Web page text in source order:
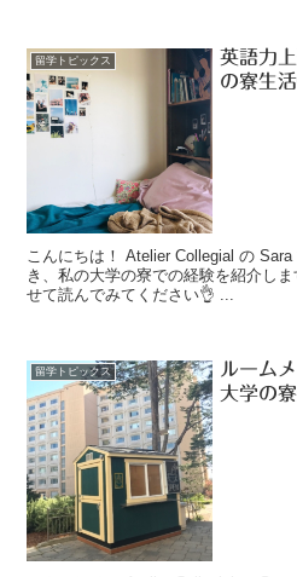
留学トピックス
英語力
の寮生
こんにちは！ Atelier Collegial の
き、私の大学の寮での経験を紹介し
せて読んでみてください👌 ...
留学トピックス
ルーム
大学の